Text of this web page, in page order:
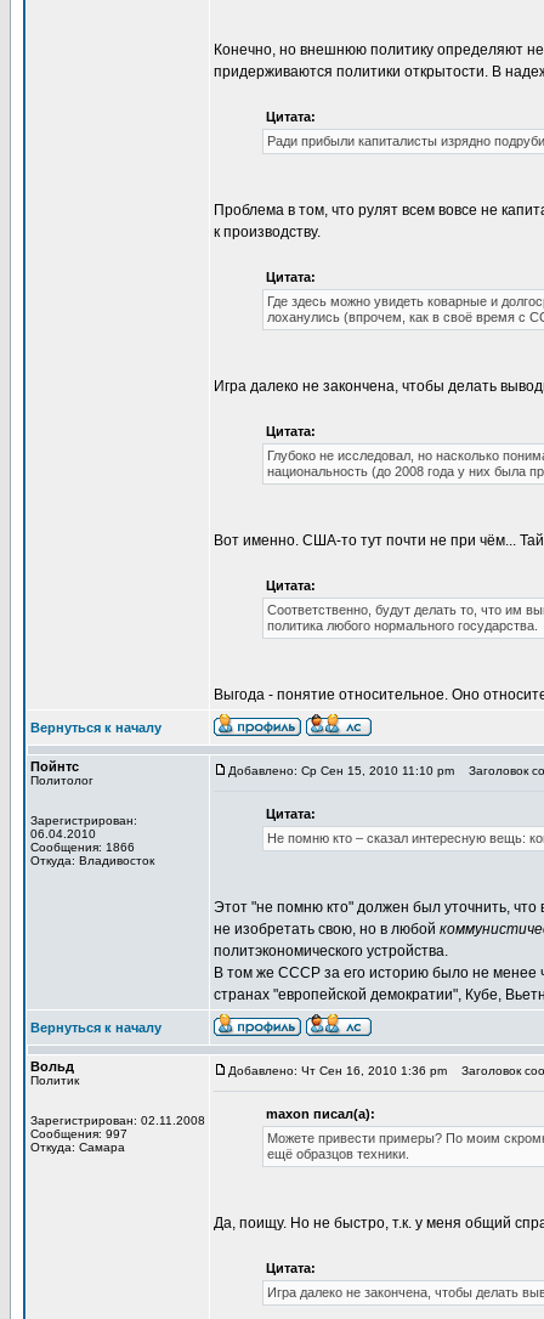
Конечно, но внешнюю политику определяют
придерживаются политики открытости. В
Цитата:
Ради прибыли капиталисты изрядно
Проблема в том, что рулят всем вовсе не
к производству.
Цитата:
Где здесь можно увидеть коварные и
лоханулись (впрочем, как в своё время с
Игра далеко не закончена, чтобы делать
Цитата:
Глубоко не исследовал, но насколько
национальность (до 2008 года у них была
Вот именно. США-то тут почти не при чём...
Цитата:
Соответственно, будут делать то, что им
политика любого нормального государства.
Выгода - понятие относительное. Оно
Вернуться к началу
Пойнтс
Политолог
Зарегистрирован:
06.04.2010
Сообщения: 1866
Откуда: Владивосток
Добавлено: Ср Сен 15, 2010 11:10 pm Заголовок
Цитата:
Не помню кто – сказал интересную вещь:
Этот "не помню кто" должен был уточнить,
не изобретать свою, но в любой
политэкономического устройства.
В том же СССР за его историю было не менее
странах "европейской демократии", Кубе,
Вернуться к началу
Вольд
Политик
Зарегистрирован: 02.11.2008
Сообщения: 997
Откуда: Самара
Добавлено: Чт Сен 16, 2010 1:36 pm Заголовок
maxon писал(а):
Можете привести примеры? По моим
ещё образцов техники.
Да, поищу. Но не быстро, т.к. у меня общий
Цитата:
Игра далеко не закончена, чтобы делать